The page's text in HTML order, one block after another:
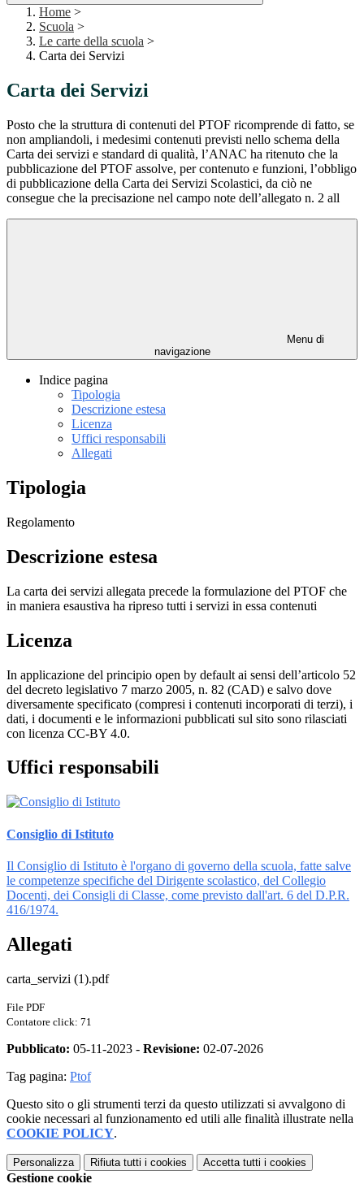
Home >
Scuola >
Le carte della scuola >
Carta dei Servizi
Carta dei Servizi
Posto che la struttura di contenuti del PTOF ricomprende di fatto, se
non ampliandoli, i medesimi contenuti previsti nello schema della
Carta dei servizi e standard di qualità, l’ANAC ha ritenuto che la
pubblicazione del PTOF assolve, per contenuto e funzioni, l’obbligo
di pubblicazione della Carta dei Servizi Scolastici, da ciò ne
consegue che la precisazione nel campo note dell’allegato n. 2 all
Menu di
navigazione
Indice pagina
Tipologia
Descrizione estesa
Licenza
Uffici responsabili
Allegati
Tipologia
Regolamento
Descrizione estesa
La carta dei servizi allegata precede la formulazione del PTOF che
in maniera esaustiva ha ripreso tutti i servizi in essa contenuti
Licenza
In applicazione del principio open by default ai sensi dell’articolo 52
del decreto legislativo 7 marzo 2005, n. 82 (CAD) e salvo dove
diversamente specificato (compresi i contenuti incorporati di terzi), i
dati, i documenti e le informazioni pubblicati sul sito sono rilasciati
con licenza CC-BY 4.0.
Uffici responsabili
Consiglio di Istituto
Il Consiglio di Istituto è l'organo di governo della scuola, fatte salve
le competenze specifiche del Dirigente scolastico, del Collegio
Docenti, dei Consigli di Classe, come previsto dall'art. 6 del D.P.R.
416/1974.
Allegati
carta_servizi (1).pdf
File PDF
Contatore click: 71
Pubblicato: 05-11-2023 - Revisione: 02-07-2026
Tag pagina: Ptof
Questo sito o gli strumenti terzi da questo utilizzati si avvalgono di
cookie necessari al funzionamento ed utili alle finalità illustrate nella
COOKIE POLICY.
Personalizza Rifiuta tutti i cookies Accetta tutti i cookies
Gestione cookie